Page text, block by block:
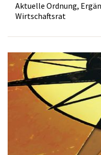
Aktuelle Ordnung,
Wirtschaftsrat